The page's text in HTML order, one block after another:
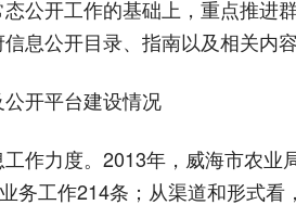
开工作的基础上，重点推进
息公开目录、指南以及相关内
开平台建设情况
力度。2013年，威海市农业
务工作214条；从渠道和形式看